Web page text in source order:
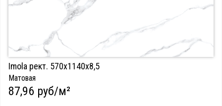
Imola рект. 570х1140х8,5
Матовая
87,96 руб/м²